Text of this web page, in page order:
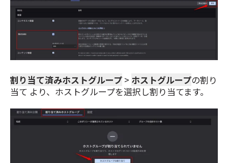
割り当て済みホストグループ > ホストグループの割り
当て より、ホストグループを選択し割り当てます。